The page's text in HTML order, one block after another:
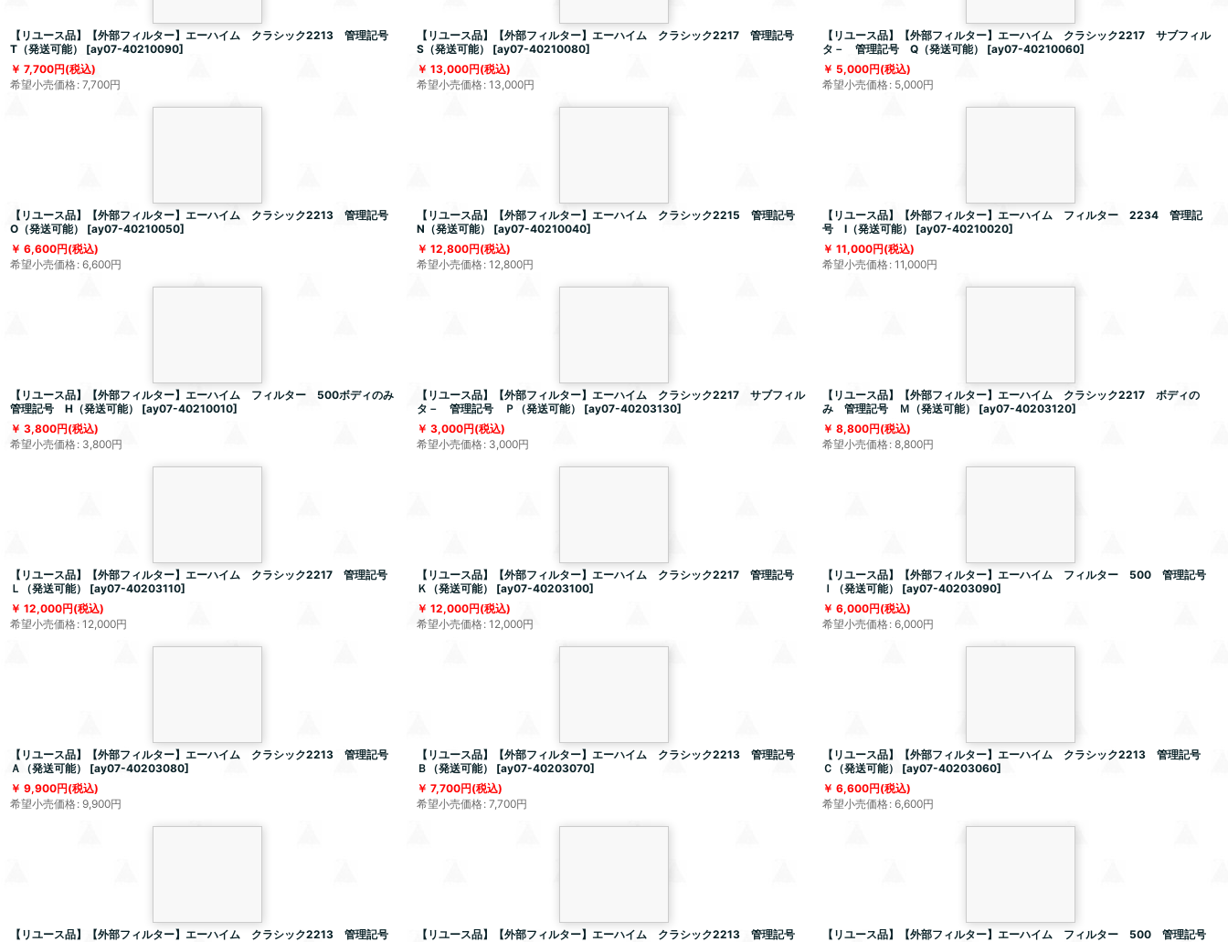
【リユース品】【外部フィルター】エーハイム クラシック2213 管理記号
T（発送可能）
[ay07-40210090]
7,700円(税込)
希望小売価格: 7,700円
【リユース品】【外部フィルター】エーハイム クラシック2217 管理記号
S（発送可能）
[ay07-40210080]
13,000円(税込)
希望小売価格: 13,000円
【リユース品】【外部フィルター】エーハイム クラシック2217 サブフィル
タ－ 管理記号 Q（発送可能）
[ay07-40210060]
5,000円(税込)
希望小売価格: 5,000円
【リユース品】【外部フィルター】エーハイム クラシック2213 管理記号
O（発送可能）
[ay07-40210050]
6,600円(税込)
希望小売価格: 6,600円
【リユース品】【外部フィルター】エーハイム クラシック2215 管理記号
N（発送可能）
[ay07-40210040]
12,800円(税込)
希望小売価格: 12,800円
【リユース品】【外部フィルター】エーハイム フィルター 2234 管理記
号 I（発送可能）
[ay07-40210020]
11,000円(税込)
希望小売価格: 11,000円
【リユース品】【外部フィルター】エーハイム フィルター 500ボディのみ
管理記号 H（発送可能）
[ay07-40210010]
3,800円(税込)
希望小売価格: 3,800円
【リユース品】【外部フィルター】エーハイム クラシック2217 サブフィル
タ－ 管理記号 Ｐ（発送可能）
[ay07-40203130]
3,000円(税込)
希望小売価格: 3,000円
【リユース品】【外部フィルター】エーハイム クラシック2217 ボディの
み 管理記号 Ｍ（発送可能）
[ay07-40203120]
8,800円(税込)
希望小売価格: 8,800円
【リユース品】【外部フィルター】エーハイム クラシック2217 管理記号
Ｌ（発送可能）
[ay07-40203110]
12,000円(税込)
希望小売価格: 12,000円
【リユース品】【外部フィルター】エーハイム クラシック2217 管理記号
Ｋ（発送可能）
[ay07-40203100]
12,000円(税込)
希望小売価格: 12,000円
【リユース品】【外部フィルター】エーハイム フィルター 500 管理記号
Ｉ（発送可能）
[ay07-40203090]
6,000円(税込)
希望小売価格: 6,000円
【リユース品】【外部フィルター】エーハイム クラシック2213 管理記号
Ａ（発送可能）
[ay07-40203080]
9,900円(税込)
希望小売価格: 9,900円
【リユース品】【外部フィルター】エーハイム クラシック2213 管理記号
Ｂ（発送可能）
[ay07-40203070]
7,700円(税込)
希望小売価格: 7,700円
【リユース品】【外部フィルター】エーハイム クラシック2213 管理記号
Ｃ（発送可能）
[ay07-40203060]
6,600円(税込)
希望小売価格: 6,600円
【リユース品】【外部フィルター】エーハイム クラシック2213 管理記号
【リユース品】【外部フィルター】エーハイム クラシック2213 管理記号
【リユース品】【外部フィルター】エーハイム フィルター 500 管理記号